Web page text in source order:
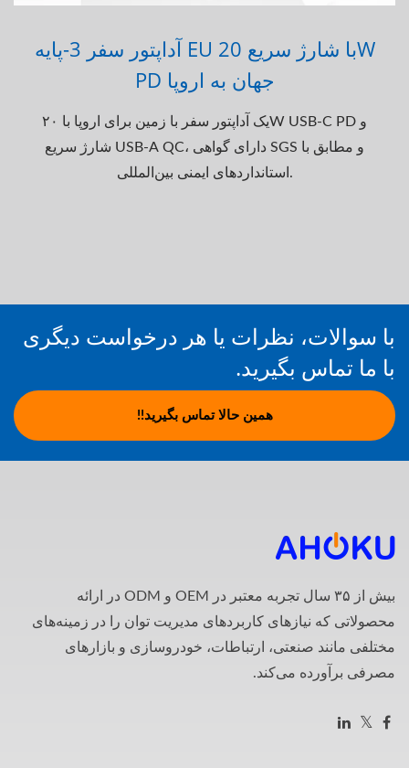
آداپتور سفر 3-پایه EU با شارژ سریع 20W
PD جهان به اروپا
یک آداپتور سفر با زمین برای اروپا با ۲۰W USB-C PD و
شارژ سریع USB-A QC، دارای گواهی SGS و مطابق با
استانداردهای ایمنی بین‌المللی.
با سوالات، نظرات یا هر درخواست دیگری
با ما تماس بگیرید.
همین حالا تماس بگیرید!!
بیش از ۳۵ سال تجربه معتبر در OEM و ODM در ارائه
محصولاتی که نیازهای کاربردهای مدیریت توان را در زمینه‌های
مختلفی مانند صنعتی، ارتباطات، خودروسازی و بازارهای
مصرفی برآورده می‌کند.